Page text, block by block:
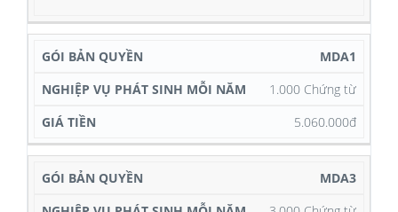
MDA1
1.000 Chứng từ
5.060.000đ
MDA3